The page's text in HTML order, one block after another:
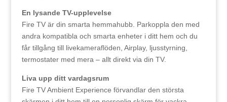
En lysande TV-upplevelse
Fire TV är din smarta hemmahubb. Parkoppla den med
andra kompatibla och smarta enheter i ditt hem och du
får tillgång till livekameraflöden, Airplay, ljusstyrning,
termostater med mera – allt direkt via din TV.
Liva upp ditt vardagsrum
Fire TV Ambient Experience förvandlar den största